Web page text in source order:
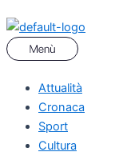
Attualità
Cronaca
Sport
Cultura